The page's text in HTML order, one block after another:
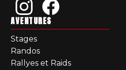
AVENTURES
Stages
Randos
Rallyes et Raids